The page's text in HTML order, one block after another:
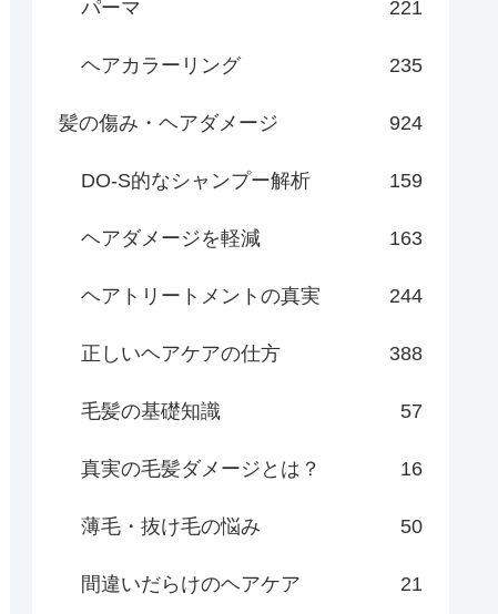
パーマ 221
ヘアカラーリング 235
髪の傷み・ヘアダメージ 924
DO-S的なシャンプー解析 159
ヘアダメージを軽減 163
ヘアトリートメントの真実 244
正しいヘアケアの仕方 388
毛髪の基礎知識 57
真実の毛髪ダメージとは？ 16
薄毛・抜け毛の悩み 50
間違いだらけのヘアケア 21